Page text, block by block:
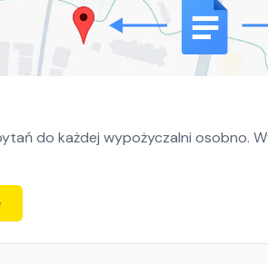
do każdej wypożyczalni osobno.